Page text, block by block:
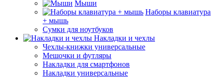
Мыши
Наборы клавиатура
+ мышь
Сумки для ноутбуков
Накладки и чехлы
Чехлы-книжки универсальные
Мешочки и футляры
Накладки для смартфонов
Накладки универсальные